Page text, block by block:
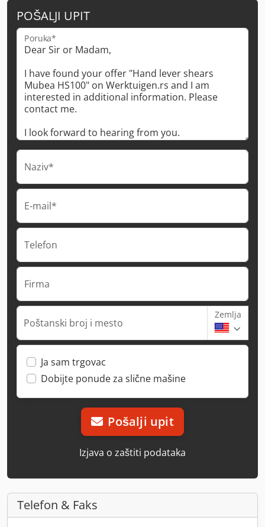
POŠALJI UPIT
Poruka*
Naziv*
E-mail*
Telefon
Firma
Poštanski broj i mesto
Zemlja
Ja sam trgovac
Dobijte ponude za slične mašine
Pošalji upit
Izjava o zaštiti podataka
Telefon & Faks